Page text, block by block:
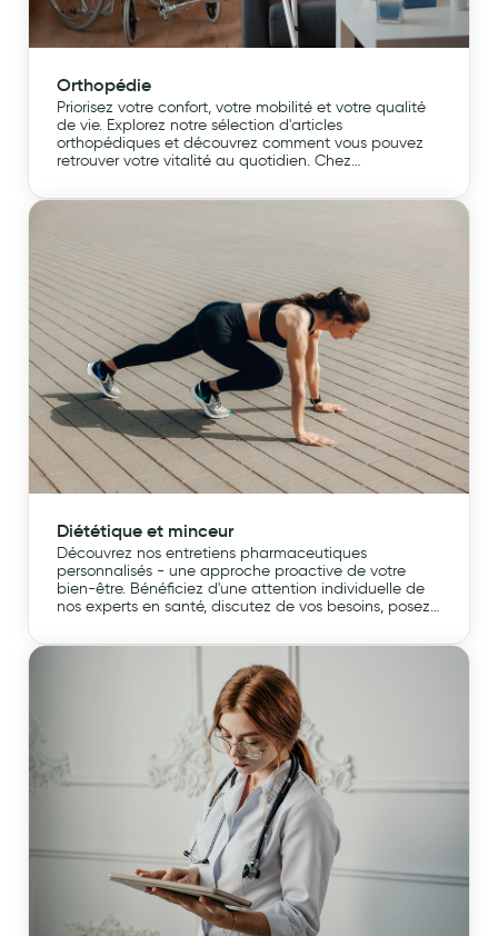
Orthopédie
Priorisez votre confort, votre mobilité et votre qualité
de vie. Explorez notre sélection d'articles
orthopédiques et découvrez comment vous pouvez
retrouver votre vitalité au quotidien. Chez
accompagner à chaque étape de votre parcours
Diététique et minceur
Découvrez nos entretiens pharmaceutiques
personnalisés - une approche proactive de votre
bien-être. Bénéficiez d'une attention individuelle de
nos experts en santé, discutez de vos besoins, posez
meilleure gestion de votre santé. Prenez le contrôle de
votre bien-être dès aujourd'hui !